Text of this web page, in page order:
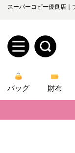
スーパーコピー優良店｜
規
ロ
バッグ 財布
新作入荷！ルイ・ヴ